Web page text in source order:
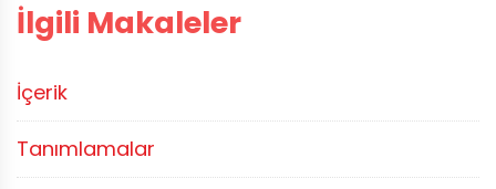
İlgili Makaleler
İçerik
Tanımlamalar